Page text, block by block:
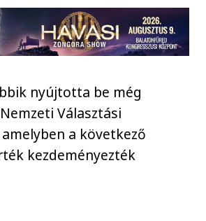
nyújtotta be még
Választási
a következő
kezdeményezték